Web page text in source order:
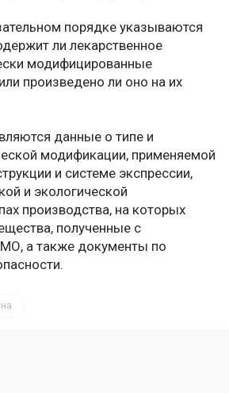
порядке указываются
ли лекарственное
модифицированные
произведено ли оно на их
данные о типе и
модификации, применяемой
и системе экспрессии,
и экологической
производства, на которых
полученные с
а также документы по